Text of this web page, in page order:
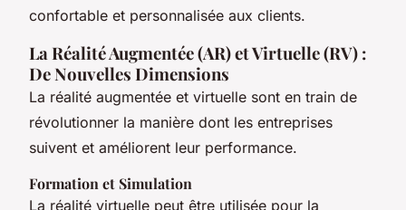
confortable et personnalisée aux clients.
La Réalité Augmentée (AR) et Virtuelle (RV) :
De Nouvelles Dimensions
La réalité augmentée et virtuelle sont en train de
révolutionner la manière dont les entreprises
suivent et améliorent leur performance.
Formation et Simulation
La réalité virtuelle peut être utilisée pour la